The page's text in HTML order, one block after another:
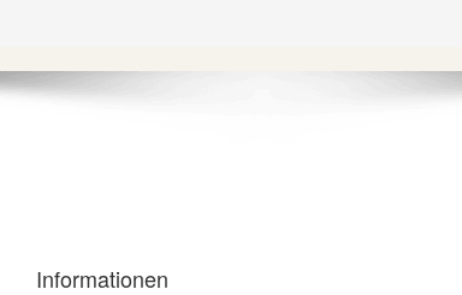
Informationen